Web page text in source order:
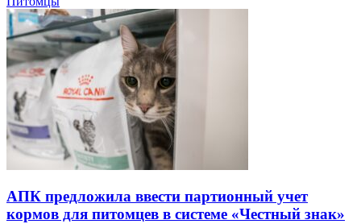
АПК предложила ввести партионный учет
кормов для питомцев в системе «Честный знак»